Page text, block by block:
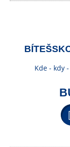
Kde - kdy